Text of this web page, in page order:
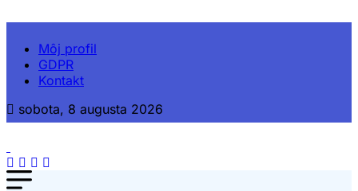
Môj profil
GDPR
Kontakt
sobota, 8 augusta 2026